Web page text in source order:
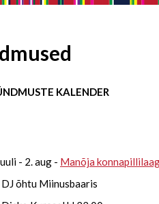
KALENDER
- 2. aug - Manõja
õhtu Miinusbaaris